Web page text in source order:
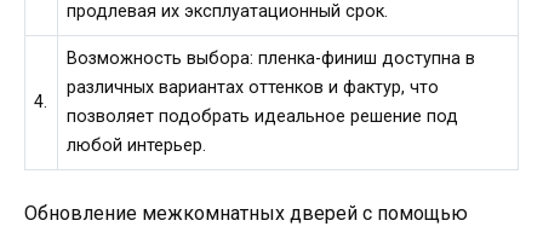
продлевая их эксплуатационный срок.
4.
Возможность выбора: пленка-финиш доступна в
различных вариантах оттенков и фактур, что
позволяет подобрать идеальное решение под
любой интерьер.
Обновление межкомнатных дверей с помощью